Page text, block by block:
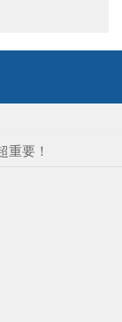
要！